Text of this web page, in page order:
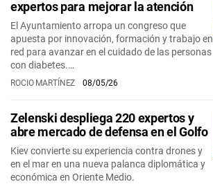
expertos para mejorar la atención
El Ayuntamiento arropa un congreso que
apuesta por innovación, formación y trabajo en
red para avanzar en el cuidado de las personas
con diabetes.…
ROCIO MARTÍNEZ 08/05/26
Zelenski despliega 220 expertos y
abre mercado de defensa en el Golfo
Kiev convierte su experiencia contra drones y
en el mar en una nueva palanca diplomática y
económica en Oriente Medio.